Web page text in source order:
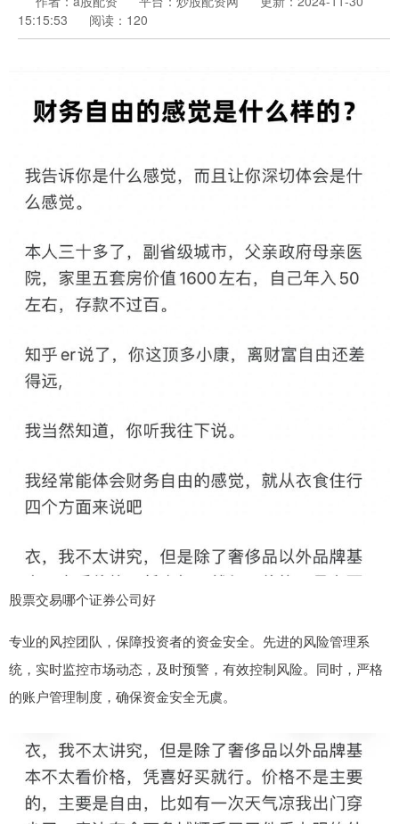
15:15:53
阅读：120
股票交易哪个证券公司好
专业的风控团队，保障投资者的资金安全。先进的风险管理系
统，实时监控市场动态，及时预警，有效控制风险。同时，严格
的账户管理制度，确保资金安全无虞。